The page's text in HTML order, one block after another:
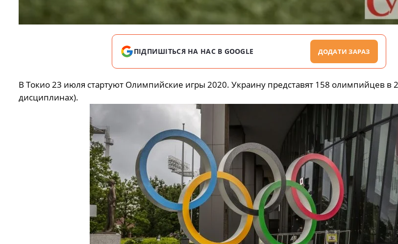
ПІДПИШІТЬСЯ НА НАС В GOOGLE ДОДАТИ ЗАРАЗ
В Токио 23 июля стартуют Олимпийские игры 2020. Украину представят 158 олимпийцев в
дисциплинах).